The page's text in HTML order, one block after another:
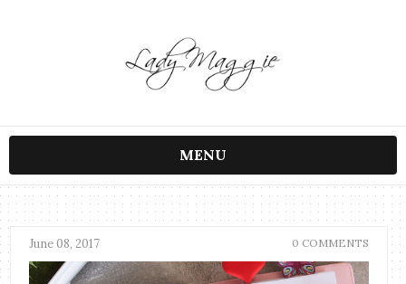
MENU
June 08, 2017 0 COMMENTS